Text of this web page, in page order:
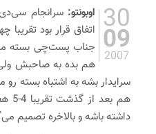
30
09
2007
اوبونتو: سرانجام
اتفاق قرار بود
جناب پست‌چی بسته
هم بده به صاحبش ولی
سرایدار بشه به اشتباه بسته
داشته باشه و بالاخره تصمیم